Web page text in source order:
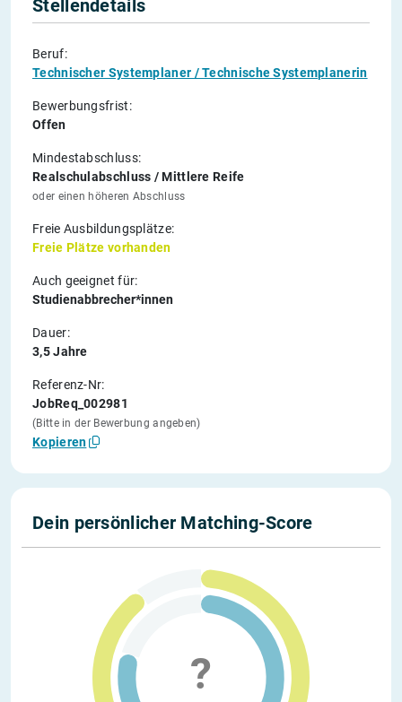
Stellendetails
Beruf:
Technischer Systemplaner / Technische Systemplanerin
Bewerbungsfrist:
Offen
Mindestabschluss:
Realschulabschluss / Mittlere Reife
oder einen höheren Abschluss
Freie Ausbildungsplätze:
Freie Plätze vorhanden
Auch geeignet für:
Studienabbrecher*innen
Dauer:
3,5 Jahre
Referenz-Nr:
JobReq_002981
(Bitte in der Bewerbung angeben)
Kopieren
Dein persönlicher Matching-Score